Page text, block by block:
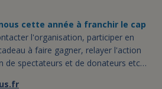
cette année à franchir le cap
l'organisation, participer en
à faire gagner, relayer l'action
de spectateurs et de donateurs etc…